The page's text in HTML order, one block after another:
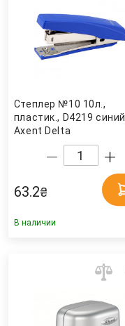
Степлер №10 10л.,
пластик., D4219 синий
Axent Delta
63.2₴
В наличии